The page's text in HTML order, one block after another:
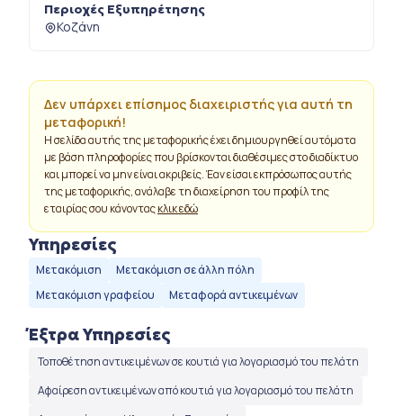
Δεν υπάρχει επίσημος διαχειριστής για αυτή τη
μεταφορική!
Η σελίδα αυτής της μεταφορικής έχει δημιουργηθεί αυτόματα
με βάση πληροφορίες που βρίσκονται διαθέσιμες στο διαδίκτυο
και μπορεί να μην είναι ακριβείς. Έαν είσαι εκπρόσωπος αυτής
της μεταφορικής, ανάλαβε τη διαχείρηση του προφίλ της
εταιρίας σου κάνονταςκλικ εδώ
Υπηρεσίες
Μετακόμιση
Μετακόμιση σε άλλη πόλη
Μετακόμιση γραφείου
Μεταφορά αντικειμένων
Έξτρα Υπηρεσίες
Τοποθέτηση αντικειμένων σε κουτιά για λογαριασμό του πελάτη
Αφαίρεση αντικειμένων από κουτιά για λογαριασμό του πελάτη
Περιοχές Εξυπηρέτησης
Κοζάνη